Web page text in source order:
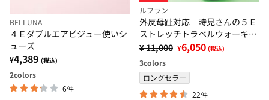
BELLUNA
４Ｅダブルエアビジュー使いシ
ューズ
¥4,389 (税込)
2colors
6件
ルフラン
外反母趾対応 時見さんの５Ｅ
ストレッチトラベルウォーキン
グ
¥ 11,000 ¥6,050 (税込)
3colors
ロングセラー
22件